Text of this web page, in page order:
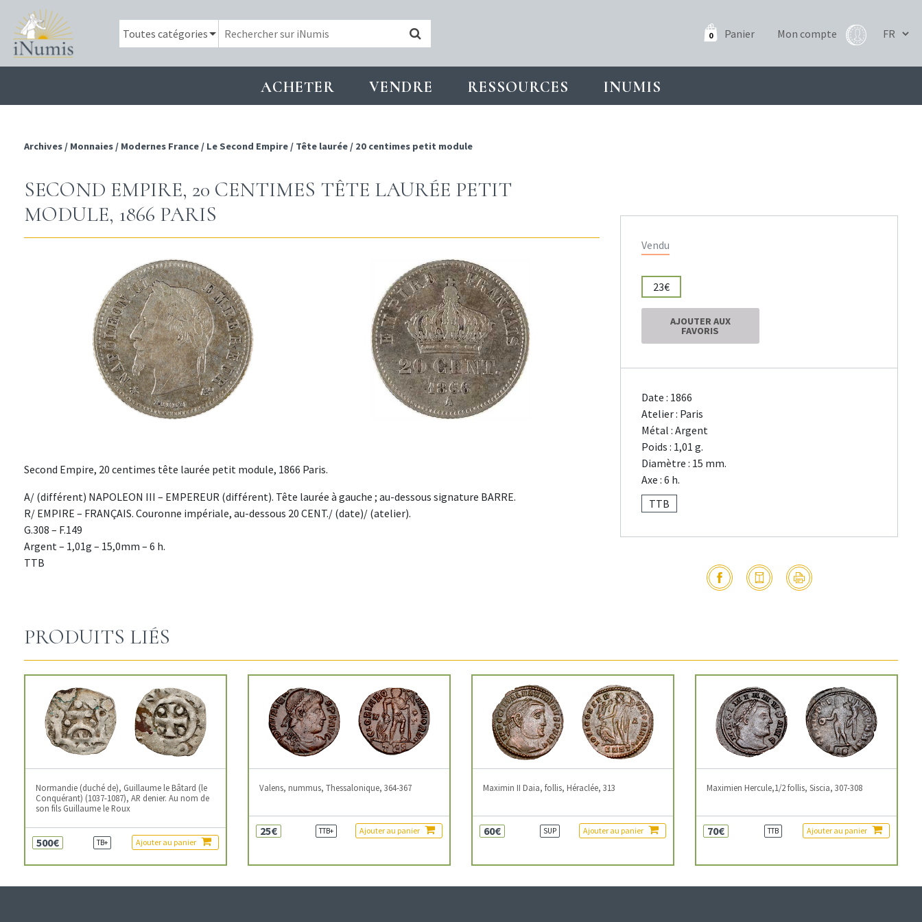
0 Panier Mon compte
ACHETER VENDRE RESSOURCES INUMIS
Archives / Monnaies / Modernes France / Le Second Empire / Tête laurée / 20 centimes petit module
SECOND EMPIRE, 20 CENTIMES TÊTE LAURÉE PETIT
MODULE, 1866 PARIS
Second Empire, 20 centimes tête laurée petit module, 1866 Paris.
A/ (différent) NAPOLEON III – EMPEREUR (différent). Tête laurée à gauche ; au-dessous signature BARRE.
R/ EMPIRE – FRANÇAIS. Couronne impériale, au-dessous 20 CENT./ (date)/ (atelier).
G.308 – F.149
Argent – 1,01g – 15,0mm – 6 h.
TTB
Vendu
23€
AJOUTER AUX
FAVORIS
Date : 1866
Atelier : Paris
Métal : Argent
Poids : 1,01 g.
Diamètre : 15 mm.
Axe : 6 h.
TTB
PRODUITS LIÉS
Normandie (duché de), Guillaume le Bâtard (le
Conquérant) (1037-1087), AR denier. Au nom de
son fils Guillaume le Roux
500€ TB+ Ajouter au panier
Valens, nummus, Thessalonique, 364-367
25€ TTB+ Ajouter au panier
Maximin II Daia, follis, Héraclée, 313
60€ SUP Ajouter au panier
Maximien Hercule,1/2 follis, Siscia, 307-308
70€ TTB Ajouter au panier